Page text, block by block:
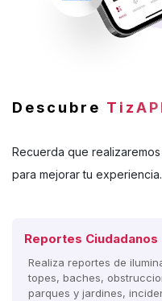
Descubre
Recuerda que
para mejorar tu experiencia.
Reportes Ciudadanos
Realiza reportes de
topes, baches,
parques y jardines,